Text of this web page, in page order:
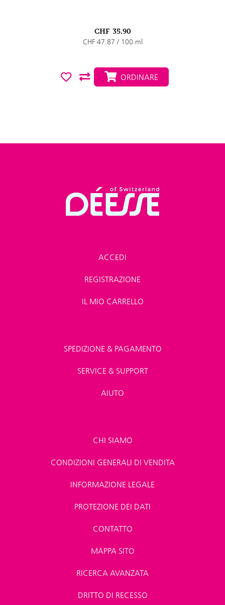
CHF 35.90
CHF 47.87 / 100 ml
ORDINARE
ACCEDI
REGISTRAZIONE
IL MIO CARRELLO
SPEDIZIONE & PAGAMENTO
SERVICE & SUPPORT
AIUTO
CHI SIAMO
CONDIZIONI GENERALI DI VENDITA
INFORMAZIONE LEGALE
PROTEZIONE DEI DATI
CONTATTO
MAPPA SITO
RICERCA AVANZATA
DRITTO DI RECESSO